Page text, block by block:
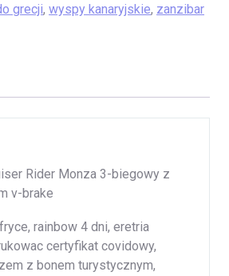
grecji, wyspy kanaryjskie, zanzibar
Rider Monza 3-biegowy z
v-brake
rainbow 4 dni, eretria
certyfikat covidowy,
z bonem turystycznym,